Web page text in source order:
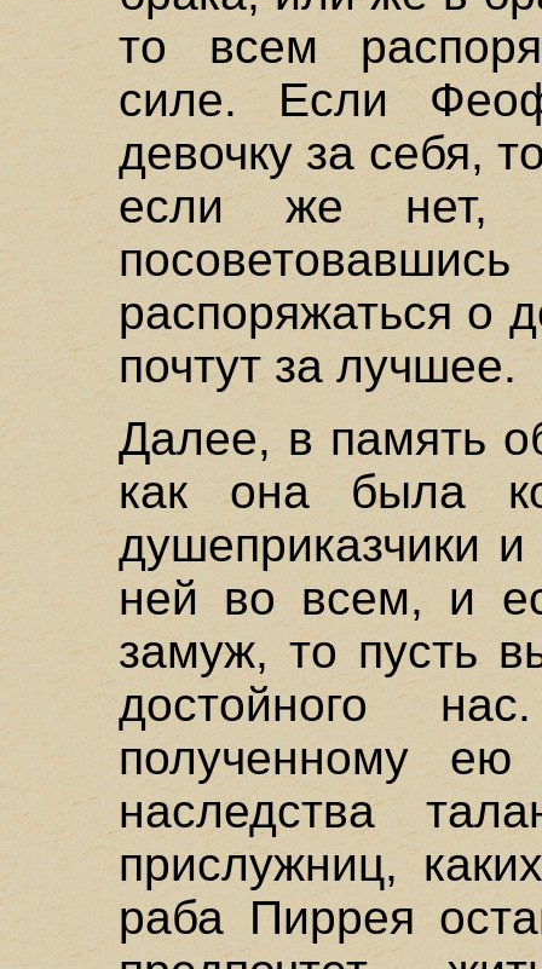
то всем
силе. Если
девочку за себя,
если же нет,
распоряжаться о
почтут за лучшее.
Далее, в память
как она была
душеприказчики
ней во всем, и
замуж, то пусть
достойного
полученному
наследства
прислужниц,
раба Пиррея